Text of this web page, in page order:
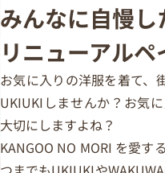
みんなに自慢し
リニューアル
お気に入りの洋服を着て、
UKIUKIしませんか？お気
大切にしますよね？
KANGOO NO MORI を愛す